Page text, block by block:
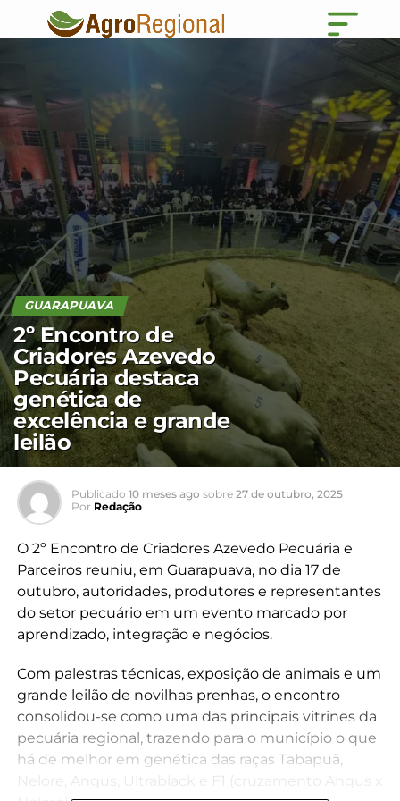
GUARAPUAVA
2º Encontro de
Criadores Azevedo
Pecuária destaca
genética de
excelência e grande
leilão
Publicado 10 meses ago sobre 27 de outubro, 2025
Por Redação
O 2º Encontro de Criadores Azevedo Pecuária e
Parceiros reuniu, em Guarapuava, no dia 17 de
outubro, autoridades, produtores e representantes
do setor pecuário em um evento marcado por
aprendizado, integração e negócios.
Com palestras técnicas, exposição de animais e um
grande leilão de novilhas prenhas, o encontro
consolidou-se como uma das principais vitrines da
pecuária regional, trazendo para o município o que
há de melhor em genética das raças Tabapuã,